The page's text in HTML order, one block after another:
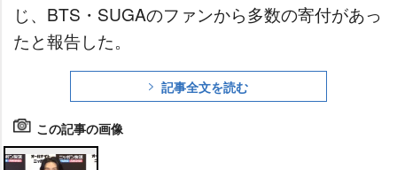
じ、BTS・SUGAのファンから多数の寄付があっ
たと報告した。
記事全文を読む
この記事の画像